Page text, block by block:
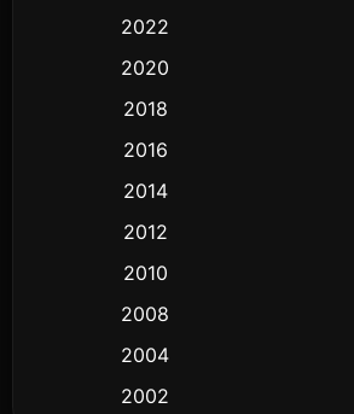
2022
2020
2018
2016
2014
2012
2010
2008
2004
2002